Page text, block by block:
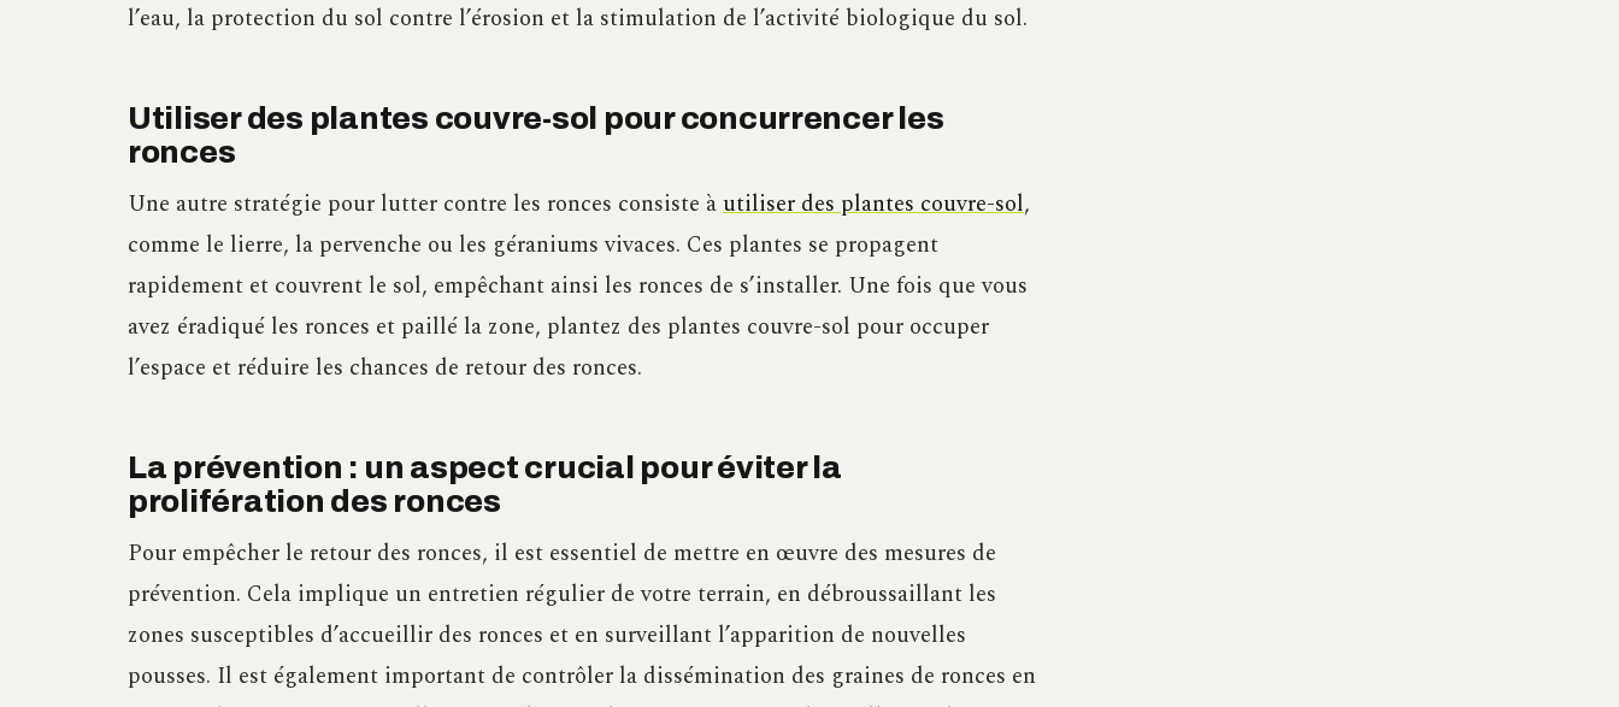
l’eau, la protection du sol contre l’érosion et la stimulation de l’activité biologique du sol.
Utiliser des plantes couvre-sol pour concurrencer les
ronces
Une autre stratégie pour lutter contre les ronces consiste àutiliser des plantes couvre-sol,
comme le lierre, la pervenche ou les géraniums vivaces. Ces plantes se propagent
rapidement et couvrent le sol, empêchant ainsi les ronces de s’installer. Une fois que vous
avez éradiqué les ronces et paillé la zone, plantez des plantes couvre-sol pour occuper
l’espace et réduire les chances de retour des ronces.
La prévention : un aspect crucial pour éviter la
prolifération des ronces
Pour empêcher le retour des ronces, il est essentiel de mettre en œuvre des mesures de
prévention. Cela implique un entretien régulier de votre terrain, en débroussaillant les
zones susceptibles d’accueillir des ronces et en surveillant l’apparition de nouvelles
pousses. Il est également important de contrôler la dissémination des graines de ronces en